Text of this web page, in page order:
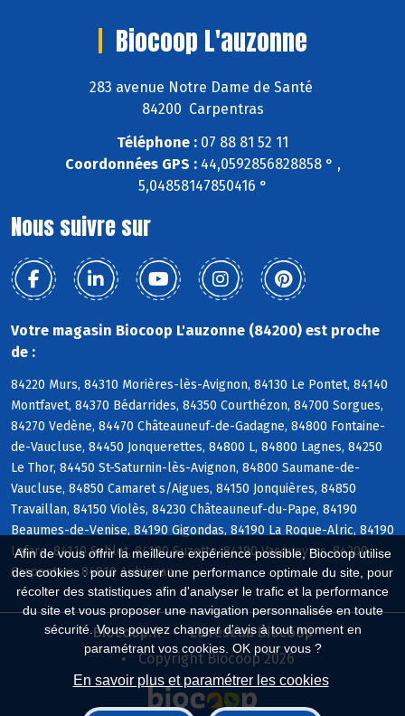
Afin de vous offrir la meilleure expérience possible, Biocoop utilise
des cookies : pour assurer une performance optimale du site, pour
récolter des statistiques afin d'analyser le trafic et la performance
du site et vous proposer une navigation personnalisée en toute
sécurité. Vous pouvez changer d'avis à tout moment en
paramétrant vos cookies. OK pour vous ?
En savoir plus et paramétrer les cookies
Biocoop L'auzonne
283 avenue Notre Dame de Santé
84200 Carpentras
Téléphone : 07 88 81 52 11
Coordonnées GPS :44,0592856828858 ° ,
5,04858147850416 °
Nous suivre sur
Votre magasin Biocoop L'auzonne (84200) est proche
de :
84220 Murs, 84310 Morières-lès-Avignon, 84130 Le Pontet, 84140
Montfavet, 84370 Bédarrides, 84350 Courthézon, 84700 Sorgues,
84270 Vedène, 84470 Châteauneuf-de-Gadagne, 84800 Fontaine-
de-Vaucluse, 84450 Jonquerettes, 84800 L, 84800 Lagnes, 84250
Le Thor, 84450 St-Saturnin-lès-Avignon, 84800 Saumane-de-
Vaucluse, 84850 Camaret s/Aigues, 84150 Jonquières, 84850
Travaillan, 84150 Violès, 84230 Châteauneuf-du-Pape, 84190
Beaumes-de-Venise, 84190 Gigondas, 84190 La Roque-Alric, 84190
Lafare, 84110 Sablet, 84190 Suzette, 84190 Vacqueyras, 84200
Carpentras, 84810 Aubignan
Biocoop.fr
Le réseau Biocoop
Copyright Biocoop 2026